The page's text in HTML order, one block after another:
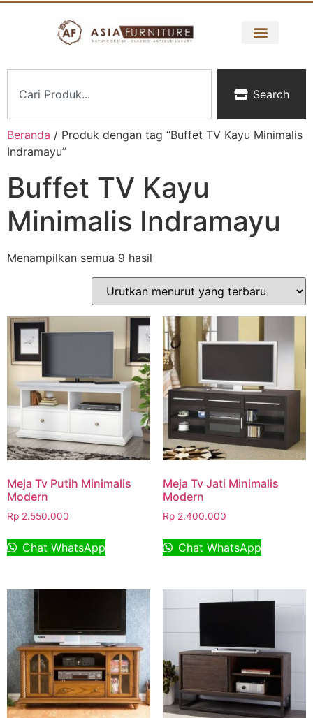
Search
Beranda / Produk dengan tag “Buffet TV Kayu Minimalis
Indramayu”
Buffet TV Kayu
Minimalis Indramayu
Menampilkan semua 9 hasil
Meja Tv Putih Minimalis
Modern
Rp 2.550.000
Chat WhatsApp
Meja Tv Jati Minimalis
Modern
Rp2.400.000
Chat WhatsApp